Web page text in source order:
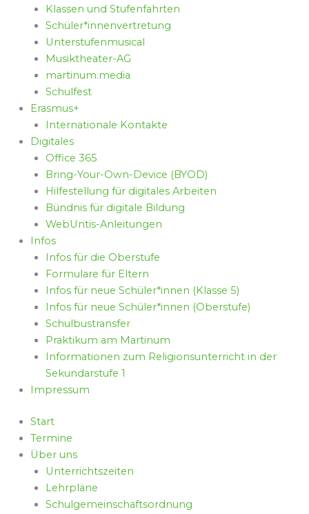
Klassen und Stufenfahrten
Schüler*innenvertretung
Unterstufenmusical
Musiktheater-AG
martinum.media
Schulfest
Erasmus+
Internationale Kontakte
Digitales
Office 365
Bring-Your-Own-Device (BYOD)
Hilfestellung für digitales Arbeiten
Bündnis für digitale Bildung
WebUntis-Anleitungen
Infos
Infos für die Oberstufe
Formulare für Eltern
Infos für neue Schüler*innen (Klasse 5)
Infos für neue Schüler*innen (Oberstufe)
Schulbustransfer
Praktikum am Martinum
Informationen zum Religionsunterricht in der
Sekundarstufe 1
Impressum
Start
Termine
Über uns
Unterrichtszeiten
Lehrpläne
Schulgemeinschaftsordnung